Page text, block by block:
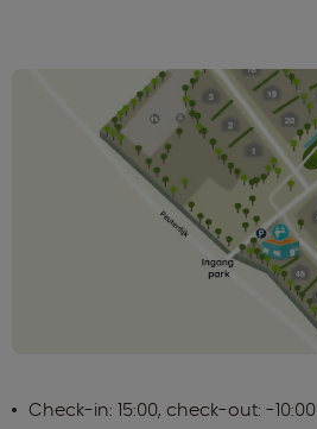
Check-in: 15:00, check-out: -10:00